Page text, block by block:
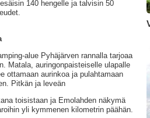
140 hengelle ja talvisin 50
alue Pyhäjärven rannalla tarjoaa
Matala, auringonpaisteiselle ulapalle
ottamaan aurinkoa ja pulahtamaan
Pitkän ja leveän
toisistaan ja Emolahden näkymä
yli kymmenen kilometrin päähän.